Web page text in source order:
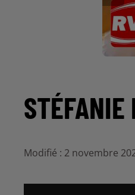
STÉFANIE
Modifié : 2 novembre